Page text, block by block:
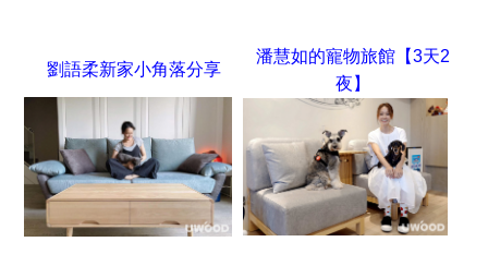
劉語柔新家小角落分享
潘慧如的寵物旅館【3天2
夜】